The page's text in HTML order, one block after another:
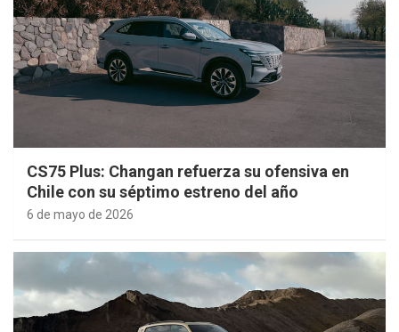
CS75 Plus: Changan refuerza su ofensiva en
Chile con su séptimo estreno del año
6 de mayo de 2026